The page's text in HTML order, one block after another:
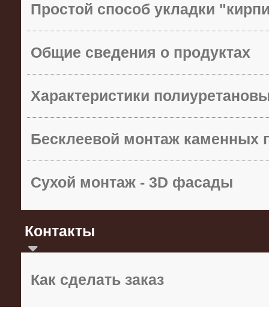
Простой способ укладки
Общие сведения о продуктах
Характеристики
Бесклеевой монтаж каменных
Сухой монтаж - 3D фасады
Контакты
Как сделать заказ